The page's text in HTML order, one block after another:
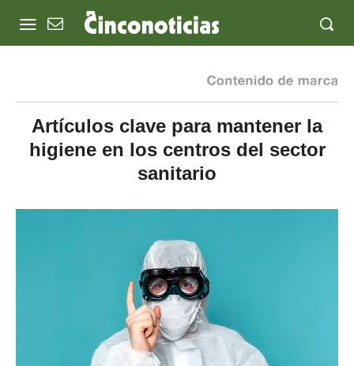
Artículos clave para mantener la
higiene en los centros del sector
sanitario